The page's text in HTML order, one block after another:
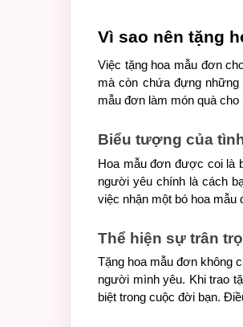
Vì sao nên tặng
Việc tặng hoa mẫu đơn
mà còn chứa đựng
mẫu đơn làm món quà
Biểu tượng của
Hoa mẫu đơn được coi là
người yêu chính là cách
việc nhận một bó hoa mẫu
Thể hiện sự trân
Tặng hoa mẫu đơn không
người mình yêu. Khi trao
biệt trong cuộc đời bạn.